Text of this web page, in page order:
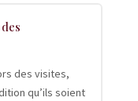
des visites,
qu’ils soient